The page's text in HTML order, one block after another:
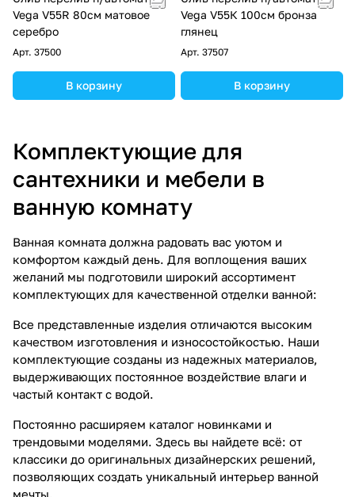
Vega V55R 80см матовое
серебро
Арт. 37500
В корзину
Vega V55К 100см бронза
глянец
Арт. 37507
В корзину
Комплектующие для
сантехники и мебели в
ванную комнату
Ванная комната должна радовать вас уютом и
комфортом каждый день. Для воплощения ваших
желаний мы подготовили широкий ассортимент
комплектующих для качественной отделки ванной:
Все представленные изделия отличаются высоким
качеством изготовления и износостойкостью. Наши
комплектующие созданы из надежных материалов,
выдерживающих постоянное воздействие влаги и
частый контакт с водой.
Постоянно расширяем каталог новинками и
трендовыми моделями. Здесь вы найдете всё: от
классики до оригинальных дизайнерских решений,
позволяющих создать уникальный интерьер ванной
мечты.